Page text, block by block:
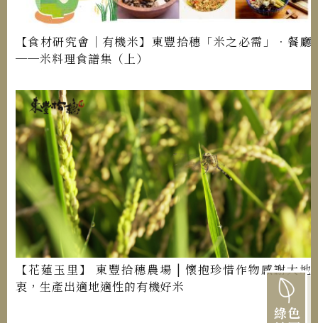
綠色
【食材研究會│有機米】東豐拾穗「米之必需」．餐廳
──米料理食譜集（上）
【花蓮玉里】 東豐拾穗農場 | 懷抱珍惜作物感謝大地
衷，生產出適地適性的有機好米